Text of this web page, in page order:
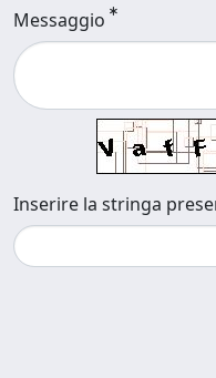
Messaggio
Inserire la stringa